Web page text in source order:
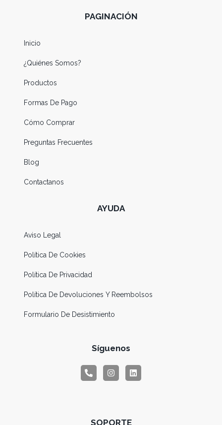
PAGINACIÓN
Inicio
¿Quiénes Somos?
Productos
Formas De Pago
Cómo Comprar
Preguntas Frecuentes
Blog
Contactanos
AYUDA
Aviso Legal
Política De Cookies
Política De Privacidad
Política De Devoluciones Y Reembolsos
Formulario De Desistimiento
Síguenos
SOPORTE